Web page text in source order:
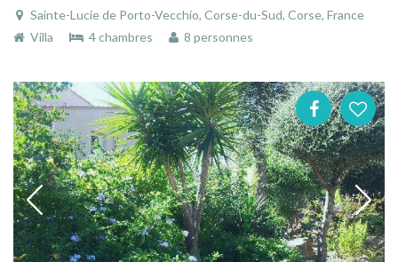
Sainte-Lucie de Porto-Vecchio, Corse-du-Sud, Corse, France
Villa
4 chambres 8 personnes